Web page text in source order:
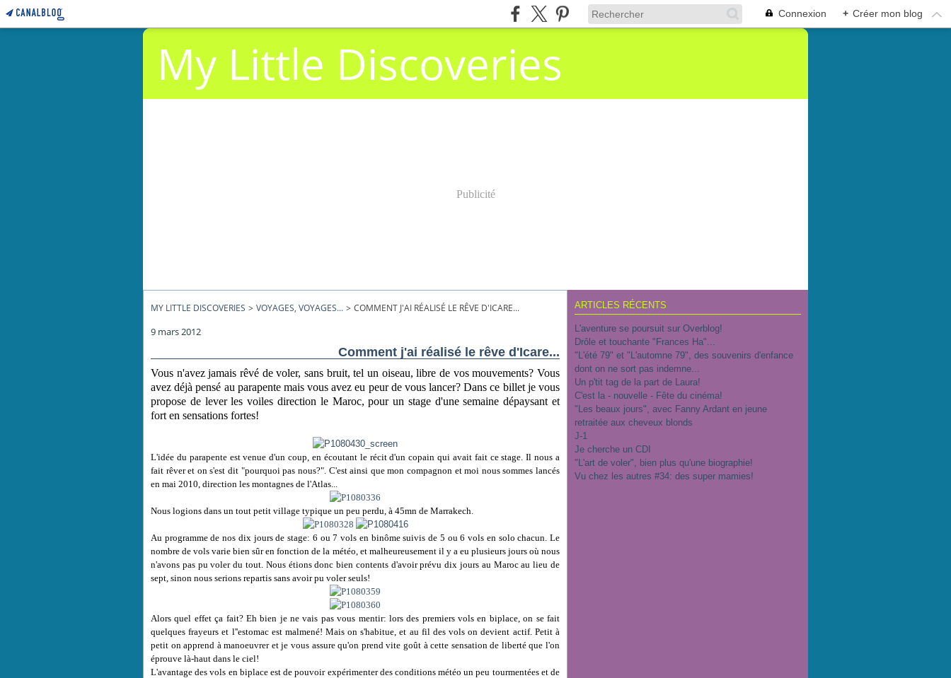
Connexion + Créer mon blog
My Little Discoveries
Publicité
MY LITTLE DISCOVERIES > VOYAGES, VOYAGES... > COMMENT J'AI RÉALISÉ LE RÊVE D'ICARE...
9 mars 2012
Comment j'ai réalisé le rêve d'Icare...
Vous n'avez jamais rêvé de voler, sans bruit, tel un oiseau, libre de vos mouvements? Vous
avez déjà pensé au parapente mais vous avez eu peur de vous lancer? Dans ce billet je vous
propose de lever les voiles direction le Maroc, pour un stage d'une semaine dépaysant et
fort en sensations fortes!
L'idée du parapente est venue d'un coup, en écoutant le récit d'un copain qui avait fait ce stage. Il nous a
fait rêver et on s'est dit "pourquoi pas nous?". C'est ainsi que mon compagnon et moi nous sommes lancés
en mai 2010, direction les montagnes de l'Atlas...
Nous logions dans un tout petit village typique un peu perdu, à 45mn de Marrakech.
Au programme de nos dix jours de stage: 6 ou 7 vols en binôme suivis de 5 ou 6 vols en solo chacun. Le
nombre de vols varie bien sûr en fonction de la météo, et malheureusement il y a eu plusieurs jours où nous
n'avons pas pu voler du tout. Nous étions donc bien contents d'avoir prévu dix jours au Maroc au lieu de
sept, sinon nous serions repartis sans avoir pu voler seuls!
Alors quel effet ça fait? Eh bien je ne vais pas vous mentir: lors des premiers vols en biplace, on se fait
quelques frayeurs et l''estomac est malmené! Mais on s'habitue, et au fil des vols on devient actif. Petit à
petit on apprend à manoeuvrer et je vous assure qu'on prend vite goût à cette sensation de liberté que l'on
éprouve là-haut dans le ciel!
L'avantage des vols en biplace est de pouvoir expérimenter des conditions météo un peu tourmentées et de
ARTICLES RÉCENTS
L'aventure se poursuit sur Overblog!
Drôle et touchante "Frances Ha"...
"L'été 79" et "L'automne 79", des souvenirs d'enfance
dont on ne sort pas indemne...
Un p'tit tag de la part de Laura!
C'est la - nouvelle - Fête du cinéma!
"Les beaux jours", avec Fanny Ardant en jeune
retraitée aux cheveux blonds
J-1
Je cherche un CDI
"L'art de voler", bien plus qu'une biographie!
Vu chez les autres #34: des super mamies!